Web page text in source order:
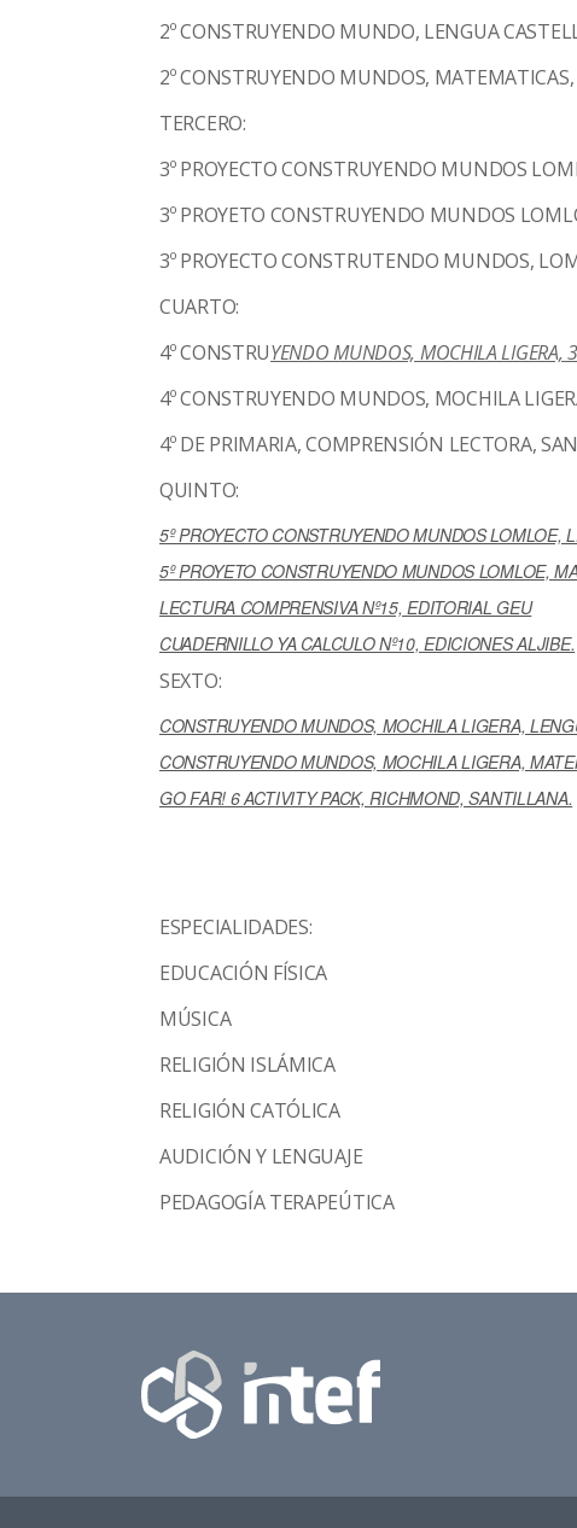
2º CONSTRUYENDO MUNDO, LENGUA
2º CONSTRUYENDO MUNDOS,
TERCERO:
3º PROYECTO CONSTRUYENDO MUNDOS
3º PROYETO CONSTRUYENDO MUNDOS
3º PROYECTO CONSTRUTENDO MUNDOS,
CUARTO:
4ºCONSTRUYENDO MUNDOS, MOCHILA LIGERA,
4º CONSTRUYENDO MUNDOS, MOCHILA
4º DE PRIMARIA, COMPRENSIÓN LECTORA,
QUINTO:
5º PROYECTO CONSTRUYENDO MUNDOS LOMLOE,
5º PROYETO CONSTRUYENDO MUNDOS LOMLOE,
LECTURA COMPRENSIVA Nº15, EDITORIAL GEU
CUADERNILLO YA CALCULO Nº10, EDICIONES ALJIBE.
SEXTO:
CONSTRUYENDO MUNDOS, MOCHILA LIGERA,
CONSTRUYENDO MUNDOS, MOCHILA LIGERA,
GO FAR! 6 ACTIVITY PACK, RICHMOND, SANTILLANA.
ESPECIALIDADES:
EDUCACIÓN FÍSICA
MÚSICA
RELIGIÓN ISLÁMICA
RELIGIÓN CATÓLICA
AUDICIÓN Y LENGUAJE
PEDAGOGÍA TERAPEÚTICA